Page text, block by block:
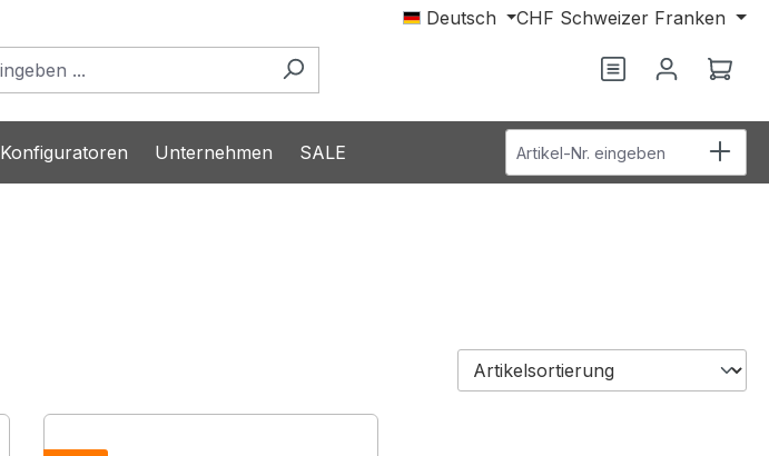
Deutsch CHF Schweizer Franken
Du hast 0
Konfiguratoren Unternehmen SALE Artikel-Nr. eingeben